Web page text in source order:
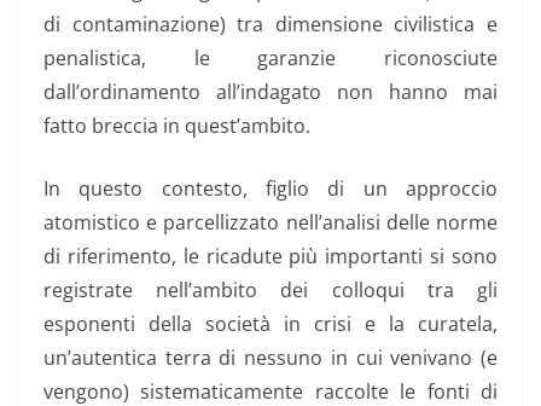
di contaminazione) tra dimensione civilistica e
penalistica, le garanzie riconosciute
dall’ordinamento all’indagato non hanno mai
fatto breccia in quest’ambito.
In questo contesto, figlio di un approccio
atomistico e parcellizzato nell’analisi delle norme
di riferimento, le ricadute più importanti si sono
registrate nell’ambito dei colloqui tra gli
esponenti della società in crisi e la curatela,
un’autentica terra di nessuno in cui venivano (e
vengono) sistematicamente raccolte le fonti di